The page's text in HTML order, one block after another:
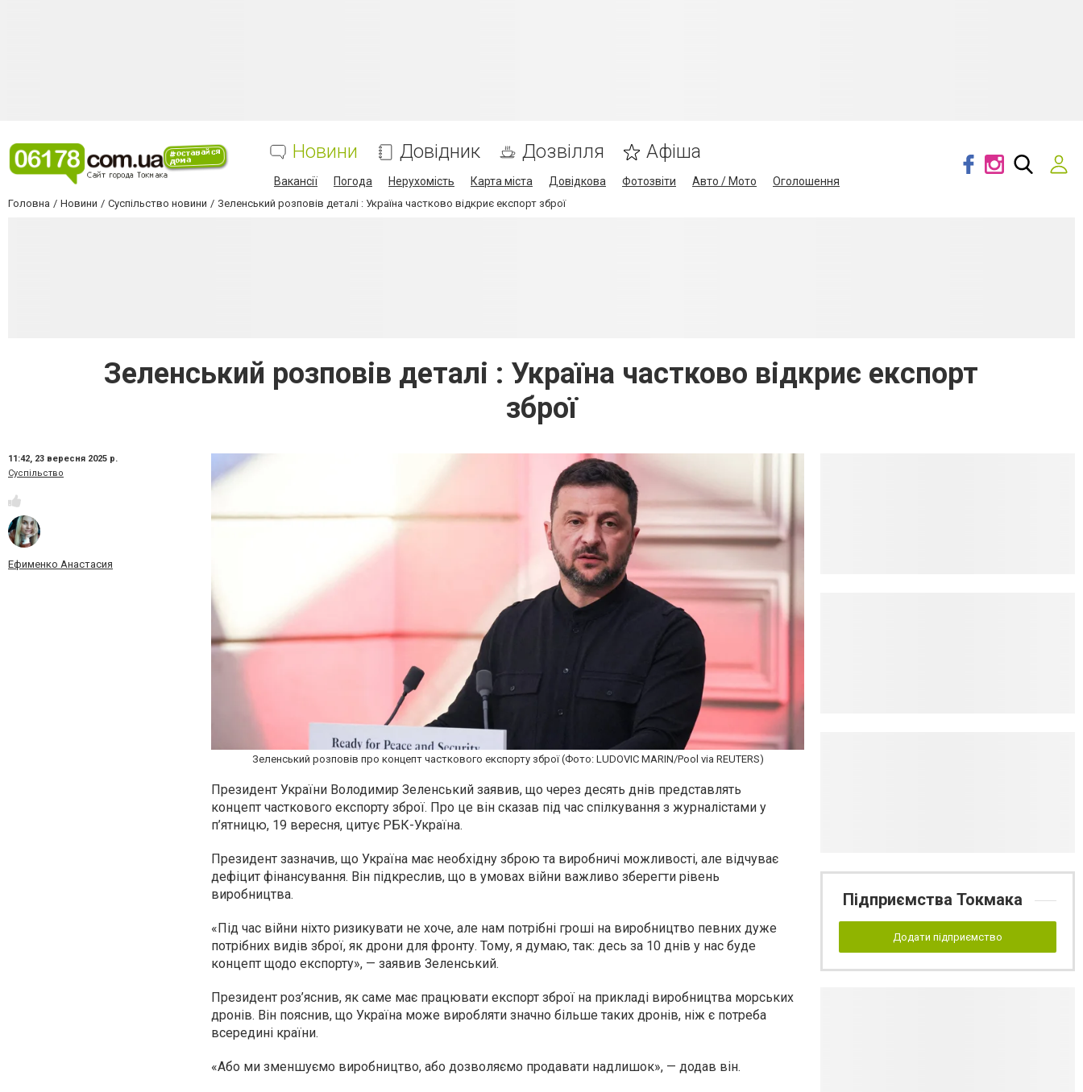
Новини Довідник Дозвілля Афіша
Вакансії Погода Нерухомість Карта міста Довідкова Фотозвіти Авто / Мото Оголошення
Головна Новини Суспільство новини Зеленський розповів деталі : Україна частково відкриє експорт зброї
Зеленський розповів деталі : Україна частково відкриє експорт
зброї
11:42, 23 вересня 2025 р.
Суспільство
Ефименко Анастасия
Зеленський розповів про концепт часткового експорту зброї (Фото: LUDOVIC MARIN/Pool via REUTERS)
Президент України Володимир Зеленський заявив, що через десять днів представлять
концепт часткового експорту зброї. Про це він сказав під час спілкування з журналістами у
п’ятницю, 19 вересня, цитує РБК-Україна.
Президент зазначив, що Україна має необхідну зброю та виробничі можливості, але відчуває
дефіцит фінансування. Він підкреслив, що в умовах війни важливо зберегти рівень
виробництва.
«Під час війни ніхто ризикувати не хоче, але нам потрібні гроші на виробництво певних дуже
потрібних видів зброї, як дрони для фронту. Тому, я думаю, так: десь за 10 днів у нас буде
концепт щодо експорту», — заявив Зеленський.
Президент роз’яснив, як саме має працювати експорт зброї на прикладі виробництва морських
дронів. Він пояснив, що Україна може виробляти значно більше таких дронів, ніж є потреба
всередині країни.
«Або ми зменшуємо виробництво, або дозволяємо продавати надлишок», — додав він.
Підприємства Токмака
Додати підприємство